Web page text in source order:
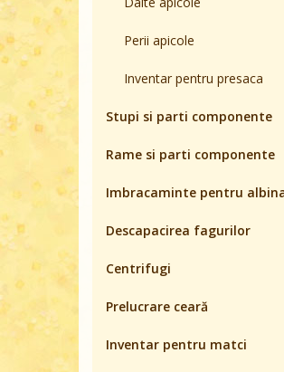
Perii apicole
Inventar pentru presaca
Stupi si parti componente
Rame si parti componente
Imbracaminte pentru
Descapacirea fagurilor
Centrifugi
Prelucrare ceară
Inventar pentru matci